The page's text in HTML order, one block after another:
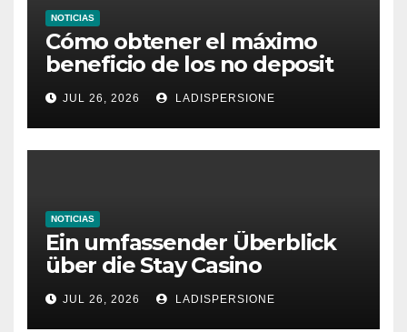
NOTICIAS
Cómo obtener el máximo
beneficio de los no deposit
bonus codes de roby casino
JUL 26, 2026 LADISPERSIONE
NOTICIAS
Ein umfassender Überblick
über die Stay Casino
Bonusbedingungen
JUL 26, 2026 LADISPERSIONE